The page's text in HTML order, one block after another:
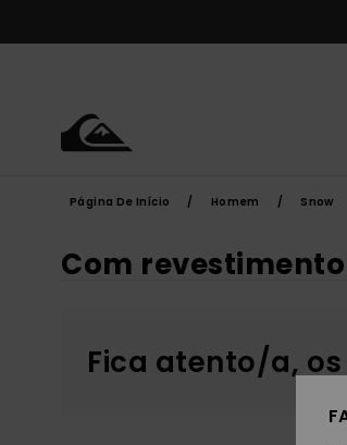
da
Página De Início Homem Snow
Com revestimento
Fica atento/a,